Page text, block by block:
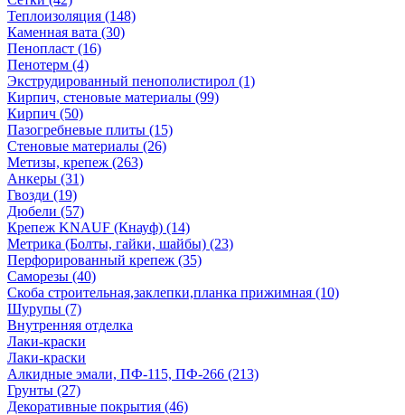
Теплоизоляция (148)
Каменная вата (30)
Пенопласт (16)
Пенотерм (4)
Экструдированный пенополистирол (1)
Кирпич, стеновые материалы (99)
Кирпич (50)
Пазогребневые плиты (15)
Стеновые материалы (26)
Метизы, крепеж (263)
Анкеры (31)
Гвозди (19)
Дюбели (57)
Крепеж KNAUF (Кнауф) (14)
Метрика (Болты, гайки, шайбы) (23)
Перфорированный крепеж (35)
Саморезы (40)
Скоба строительная,заклепки,планка прижимная (10)
Шурупы (7)
Внутренняя отделка
Лаки-краски
Лаки-краски
Алкидные эмали, ПФ-115, ПФ-266 (213)
Грунты (27)
Декоративные покрытия (46)